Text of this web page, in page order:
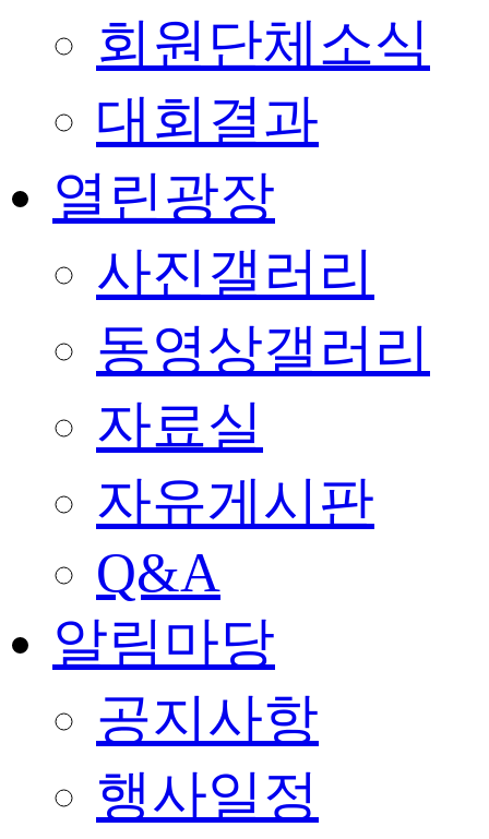
회원단체소식
대회결과
열린광장
사진갤러리
동영상갤러리
자료실
자유게시판
Q&A
알림마당
공지사항
행사일정